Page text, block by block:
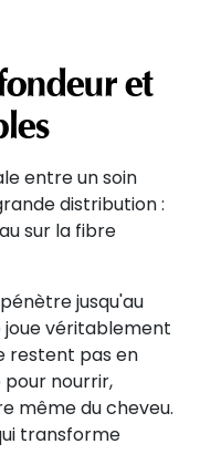
et
entre un soin
distribution :
sur la fibre
jusqu'au
véritablement
restent pas en
nourrir,
même du cheveu.
transforme